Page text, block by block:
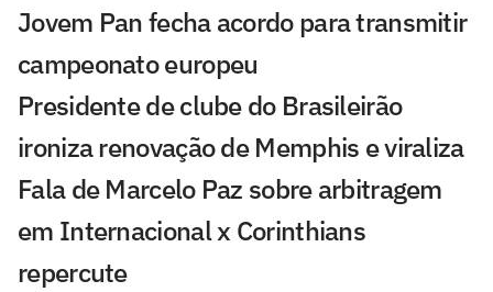
Jovem Pan fecha acordo para transmitir
campeonato europeu
Presidente de clube do Brasileirão
ironiza renovação de Memphis e viraliza
Fala de Marcelo Paz sobre arbitragem
em Internacional x Corinthians
repercute